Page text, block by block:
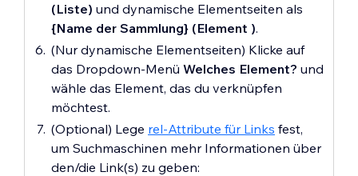
(Liste) und dynamische Elementseiten als
{Name der Sammlung} (Element ).
(Nur dynamische Elementseiten) Klicke auf
das Dropdown-Menü Welches Element? und
wähle das Element, das du verknüpfen
möchtest.
(Optional) Lege rel-Attribute für Links fest,
um Suchmaschinen mehr Informationen über
den/die Link(s) zu geben: